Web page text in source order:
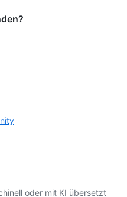
oder mit KI übersetzt